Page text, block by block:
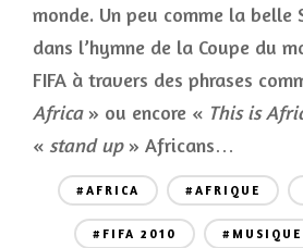
monde. Un peu comme la belle
dans l’hymne de la Coupe du
FIFA à travers des phrases
Africa» ou encore « This is
« stand up» Africans…
#AFRICA #AFRIQUE
#FIFA 2010